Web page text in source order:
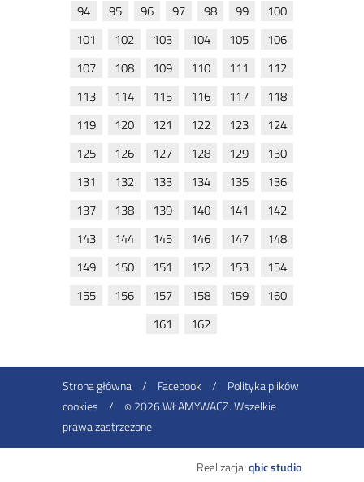
94
95 96 97 98 99
100
101
102 103 104 105
106
107
108 109 110 111
112
113
114 115 116 117
118
119
120 121 122 123
124
125
126 127 128 129
130
131
132 133 134 135
136
137
138 139 140 141
142
143
144 145 146 147
148
149
150 151 152 153
154
155
156 157 158 159
160
161
162
Strona główna / Facebook /
Polityka plików
cookies
/ ©2026 WŁAMYWACZ. Wszelkie
prawa zastrzeżone
Realizacja:qbic studio